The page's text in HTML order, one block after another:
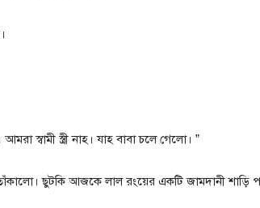
স্বামী স্ত্রী নাহ। যাহ বাবা চলে গেলো। ”
ছুটকি আজকে লাল রংয়ের একটি জামদানী শাড়ি